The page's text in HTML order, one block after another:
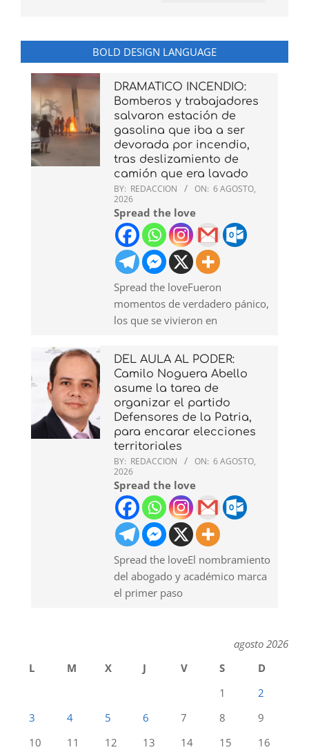
BOLD DESIGN LANGUAGE
DRAMATICO INCENDIO:
Bomberos y trabajadores
salvaron estación de
gasolina que iba a ser
devorada por incendio,
tras deslizamiento de
camión que era lavado
BY: REDACCION ON: 6 AGOSTO,
2026
Spread the love
Spread the loveFueron
momentos de verdadero pánico,
los que se vivieron en
DEL AULA AL PODER:
Camilo Noguera Abello
asume la tarea de
organizar el partido
Defensores de la Patria,
para encarar elecciones
territoriales
BY: REDACCION ON: 6 AGOSTO,
2026
Spread the love
Spread the loveEl nombramiento
del abogado y académico marca
el primer paso
agosto 2026
L
M X J V S
D
1
2
3
4 5 6 7 8
9
10
11 12 13 14 15
16